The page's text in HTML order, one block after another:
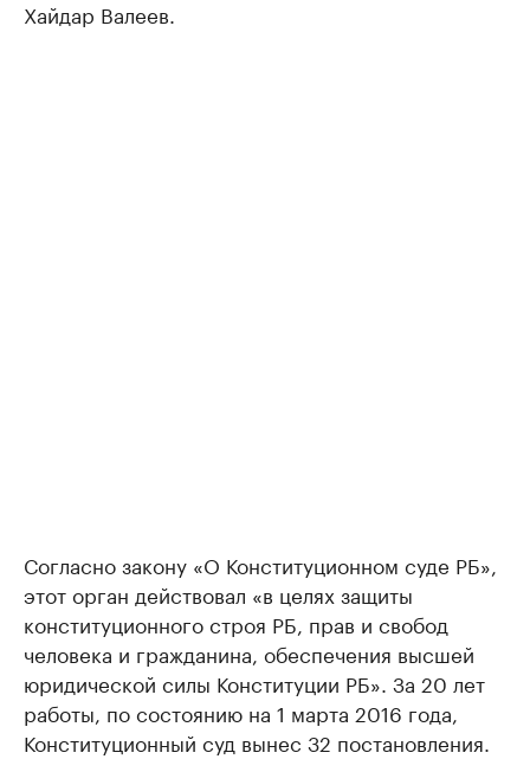
Хайдар Валеев.
Согласно закону «О Конституционном суде РБ»,
этот орган действовал «в целях защиты
конституционного строя РБ, прав и свобод
человека и гражданина, обеспечения высшей
юридической силы Конституции РБ». За 20 лет
работы, по состоянию на 1 марта 2016 года,
Конституционный суд вынес 32 постановления.